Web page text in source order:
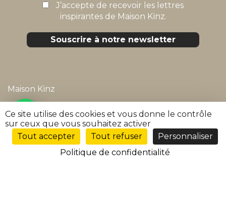
J’accepte de recevoir les lettres
inspirantes de Maison Kïnz.
Maison Kïnz
Mentions légales
Politique de confidentialité
Conditions générales de vente
FR
Ce site utilise des cookies et vous donne le contrôle
sur ceux que vous souhaitez activer
Tout accepter
Tout refuser
Personnaliser
Politique de confidentialité